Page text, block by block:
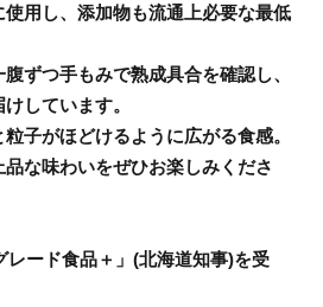
用し、添加物も流通上必要な最低
ずつ手もみで熟成具合を確認し、
しています。
子がほどけるように広がる食感。
な味わいをぜひお楽しみくださ
レード食品＋」(北海道知事)を受